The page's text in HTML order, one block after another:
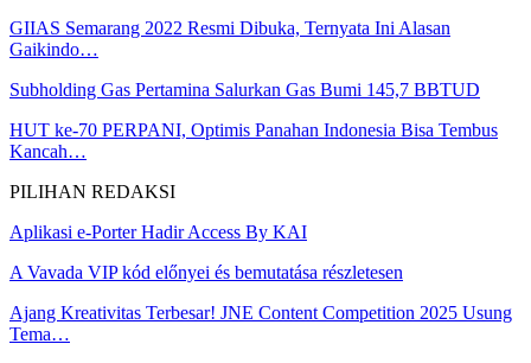
GIIAS Semarang 2022 Resmi Dibuka, Ternyata Ini Alasan
Gaikindo…
Subholding Gas Pertamina Salurkan Gas Bumi 145,7 BBTUD
HUT ke-70 PERPANI, Optimis Panahan Indonesia Bisa Tembus
Kancah…
PILIHAN REDAKSI
Aplikasi e-Porter Hadir Access By KAI
A Vavada VIP kód előnyei és bemutatása részletesen
Ajang Kreativitas Terbesar! JNE Content Competition 2025 Usung
Tema…